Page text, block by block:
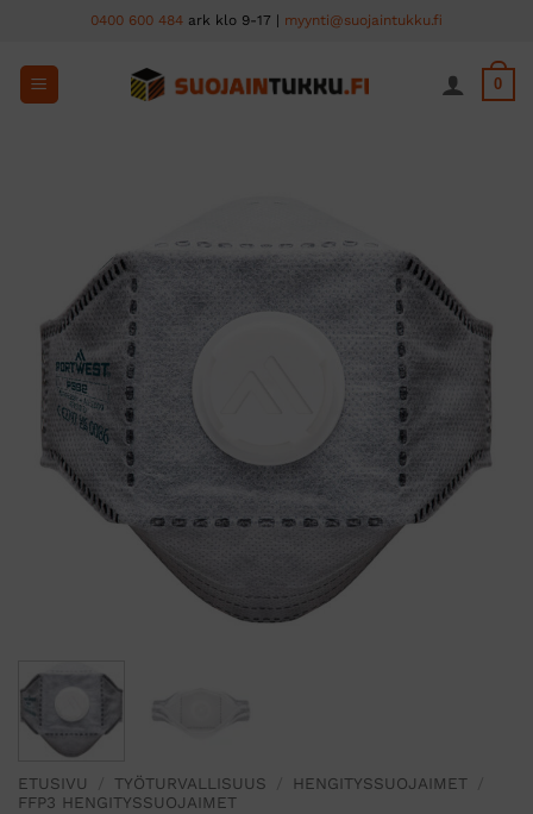
content
0400 600 484 ark klo 9-17 | myynti@suojaintukku.fi
0
ETUSIVU TYÖTURVALLISUUS HENGITYSSUOJAIMET
FFP3 HENGITYSSUOJAIMET